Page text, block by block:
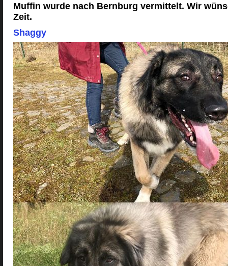
Muffin wurde nach Bernburg vermittelt. Wir
Zeit.
Shaggy